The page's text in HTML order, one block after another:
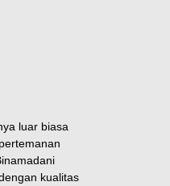
luar biasa
kualitas